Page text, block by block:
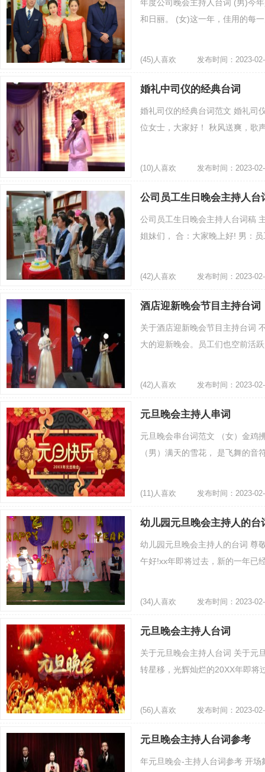
年度公司晚会主持人台词 (男)今
和日丽。 (女)这一年，佳用的每
(45)人喜欢 发布时间：2023-
婚礼中司仪的经典台词
婚礼司仪的经典台词范文 婚礼司
位女士，大家好！ 秋风送爽，歌
(10)人喜欢 发布时间：2023-
公司员工生日晚会主持人台
公司员工生日晚会主持人台词稿
姐妹们， 合：大家晚上好! 男：
(42)人喜欢 发布时间：2023-
酒店迎新晚会节目主持台词
关于酒店迎新晚会节目主持台词
大的迎新晚会。员工们也空前活
(42)人喜欢 发布时间：2023-
元旦晚会主持人串词
元旦晚会串台词范文 （女）金鸡
（男）满天的雪花， 是飞舞的音
(11)人喜欢 发布时间：2023-
幼儿园元旦晚会主持人的台
幼儿园元旦晚会主持人的台词 尊
午好!xx年即将过去，新的一年已
(34)人喜欢 发布时间：2023-
元旦晚会主持人台词
关于元旦晚会主持人台词 关于元
转星移，光辉灿烂的20XX年即将
(56)人喜欢 发布时间：2023-
元旦晚会主持人台词参考
年元旦晚会-主持人台词参考 开